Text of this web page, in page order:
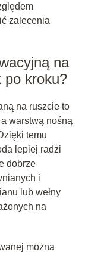
zalecenia
na
po kroku?
na ruszcie to
warstwą nośną
temu
lepiej radzi
dobrze
i
lub wełny
na
można